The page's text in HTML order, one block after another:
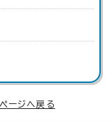
ージへ戻る